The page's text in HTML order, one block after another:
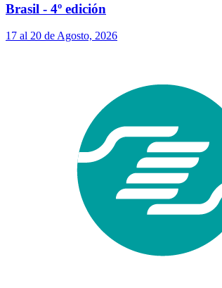
Brasil - 4º edición
17 al 20 de Agosto, 2026